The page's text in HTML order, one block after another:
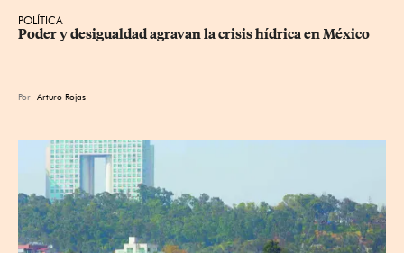
POLÍTICA
Poder y desigualdad agravan la crisis hídrica en México
Por Arturo Rojas